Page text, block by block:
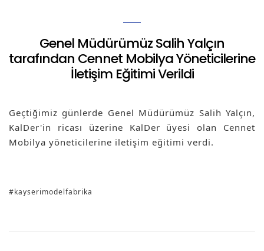
Genel Müdürümüz Salih Yalçın
tarafından Cennet Mobilya Yöneticilerine
İletişim Eğitimi Verildi
Geçtiğimiz günlerde Genel Müdürümüz Salih Yalçın,
KalDer'in ricası üzerine KalDer üyesi olan Cennet
Mobilya yöneticilerine iletişim eğitimi verdi.
#kayserimodelfabrika